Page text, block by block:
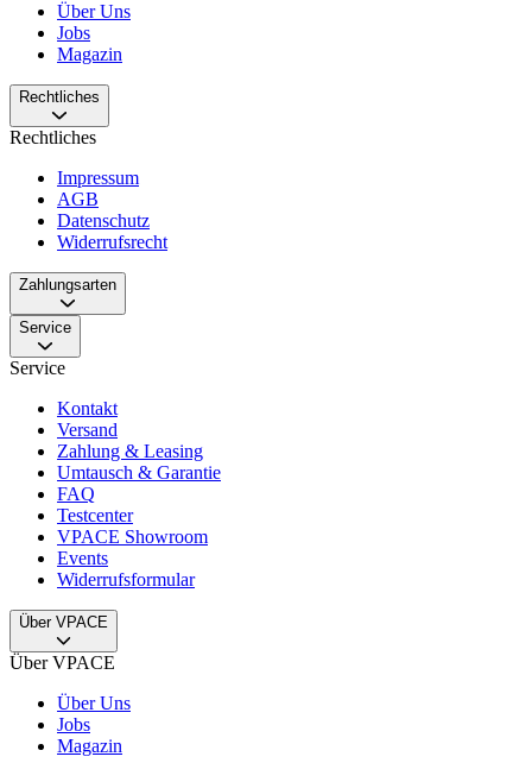
Über Uns
Jobs
Magazin
Rechtliches
Rechtliches
Impressum
AGB
Datenschutz
Widerrufsrecht
Zahlungsarten
Service
Service
Kontakt
Versand
Zahlung & Leasing
Umtausch & Garantie
FAQ
Testcenter
VPACE Showroom
Events
Widerrufsformular
Über VPACE
Über VPACE
Über Uns
Jobs
Magazin